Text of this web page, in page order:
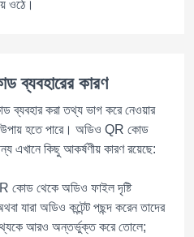
ওঠে।
ব্যবহারের কারণ
ব্যবহার করা তথ্য ভাগ করে নেওয়ার
উপায় হতে পারে। অডিও QR কোড
এখানে কিছু আকর্ষণীয় কারণ রয়েছে:
কোড থেকে অডিও ফাইল দৃষ্টি
যারা অডিও কন্টেন্ট পছন্দ করেন তাদের
আরও অন্তর্ভুক্ত করে তোলে;